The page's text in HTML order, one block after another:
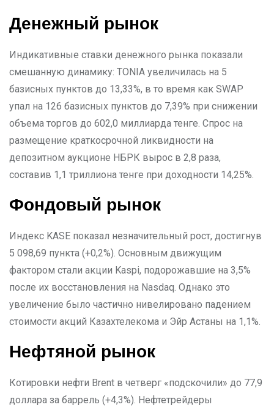
Денежный рынок
Индикативные ставки денежного рынка показали
смешанную динамику: TONIA увеличилась на 5
базисных пунктов до 13,33%, в то время как SWAP
упал на 126 базисных пунктов до 7,39% при снижении
объема торгов до 602,0 миллиарда тенге. Спрос на
размещение краткосрочной ликвидности на
депозитном аукционе НБРК вырос в 2,8 раза,
составив 1,1 триллиона тенге при доходности 14,25%.
Фондовый рынок
Индекс KASE показал незначительный рост, достигнув
5 098,69 пункта (+0,2%). Основным движущим
фактором стали акции Kaspi, подорожавшие на 3,5%
после их восстановления на Nasdaq. Однако это
увеличение было частично нивелировано падением
стоимости акций Казахтелекома и Эйр Астаны на 1,1%.
Нефтяной рынок
Котировки нефти Brent в четверг «подскочили» до 77,9
доллара за баррель (+4,3%). Нефтетрейдеры